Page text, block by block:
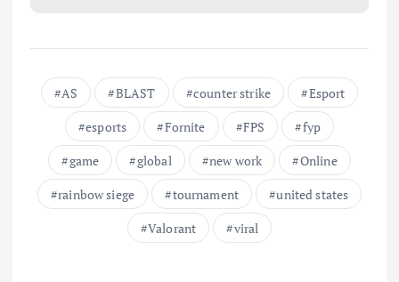
AS BLAST counter strike
Esport
esports
Fornite FPS
fyp
game
global new work
Online
rainbow siege
tournament
united states
Valorant
viral